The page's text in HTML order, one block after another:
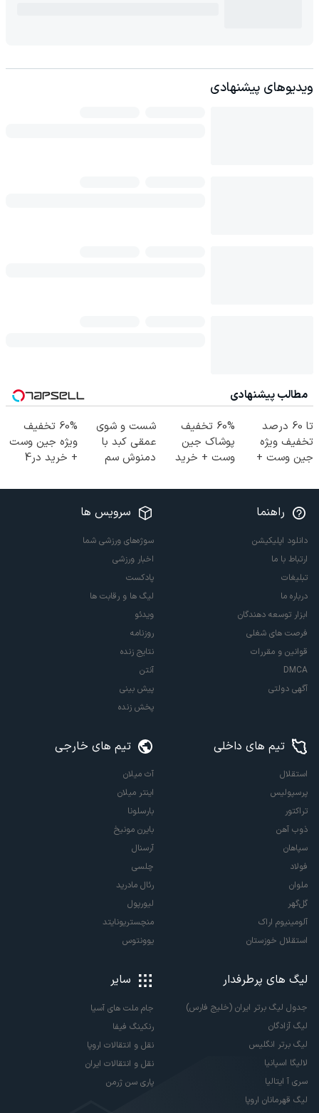
ویدیوهای پیشنهادی
مطالب پیشنهادی
تا 60 درصد
تخفیف ویژه
جین وست +
60% تخفیف
پوشاک جین
وست + خرید
شست و شوی
عمقی کبد با
دمنوش سم
60% تخفیف
ویژه جین وست
+ خرید در4
راهنما
دانلود اپلیکیشن
ارتباط با ما
تبلیغات
درباره ما
ابزار توسعه دهندگان
فرصت های شغلی
قوانین و مقررات
DMCA
آگهی دولتی
سرویس ها
سوژه‌های ورزشی شما
اخبار ورزشی
پادکست
لیگ ها و رقابت ها
ویدئو
روزنامه
نتایج زنده
آنتن
پیش بینی
پخش زنده
تیم های داخلی
استقلال
پرسپولیس
تراکتور
ذوب آهن
سپاهان
فولاد
ملوان
گل‌گهر
آلومینیوم اراک
استقلال خوزستان
تیم های خارجی
آث میلان
اینتر میلان
بارسلونا
بایرن مونیخ
آرسنال
چلسی
رئال مادرید
لیورپول
منچستریونایتد
یوونتوس
لیگ های پرطرفدار
جدول لیگ برتر ایران (خلیج فارس)
لیگ آزادگان
لیگ برتر انگلیس
لالیگا اسپانیا
سری آ ایتالیا
لیگ قهرمانان اروپا
سایر
جام ملت های آسیا
رنکینگ فیفا
نقل و انتقالات اروپا
نقل و انتقالات ایران
پاری سن ژرمن